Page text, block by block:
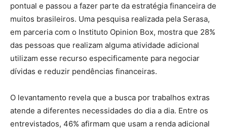
pontual e passou a fazer parte da estratégia financeira de
muitos brasileiros. Uma pesquisa realizada pela Serasa,
em parceria com o Instituto Opinion Box, mostra que 28%
das pessoas que realizam alguma atividade adicional
utilizam esse recurso especificamente para negociar
dívidas e reduzir pendências financeiras.
O levantamento revela que a busca por trabalhos extras
atende a diferentes necessidades do dia a dia. Entre os
entrevistados, 46% afirmam que usam a renda adicional